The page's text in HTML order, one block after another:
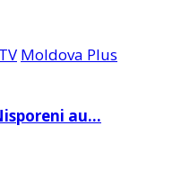
Moldova Plus
au…